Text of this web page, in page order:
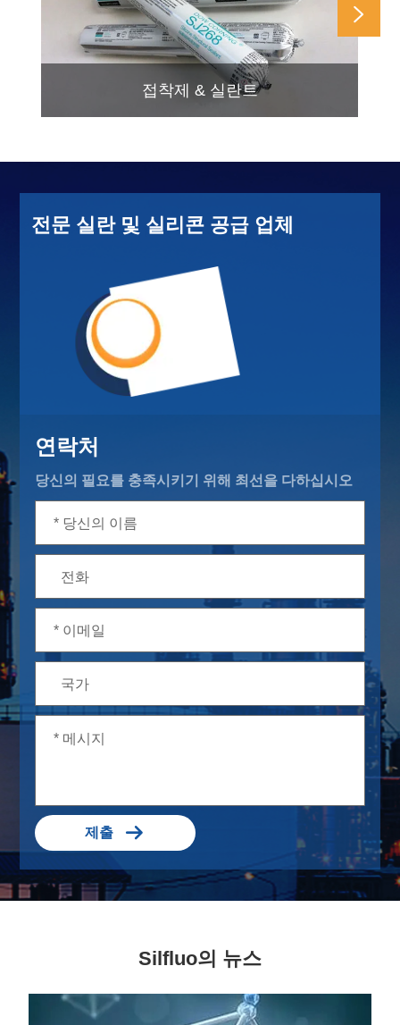

접착제 & 실란트
전문 실란 및 실리콘 공급 업체
연락처
당신의 필요를 충족시키기 위해 최선을 다하십시오
제출 
Silfluo의 뉴스